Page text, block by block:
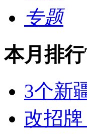
专题
本月排
3个新
改招